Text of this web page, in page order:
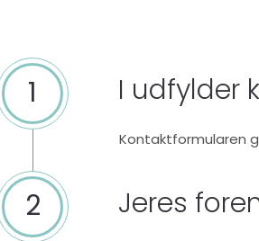
1 I udfylder
Kontaktformularen
2 Jeres